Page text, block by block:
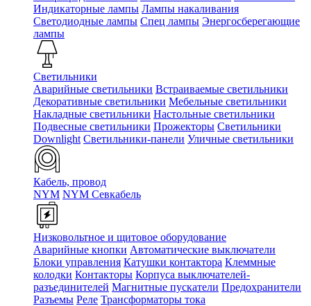
Индикаторные лампы Лампы накаливания
Светодиодные лампы Спец лампы Энергосберегающие
лампы
Светильники
Аварийные светильники Встраиваемые светильники
Декоративные светильники Мебельные светильники
Накладные светильники Настольные светильники
Подвесные светильники Прожекторы Светильники
Downlight Светильники-панели Уличные светильники
Кабель, провод
NYM NYM Севкабель
Низковольтное и щитовое оборудование
Аварийные кнопки Автоматические выключатели
Блоки управления Катушки контактора Клеммные
колодки Контакторы Корпуса выключателей-
разъединителей Магнитные пускатели Предохранители
Разъемы Реле Трансформаторы тока